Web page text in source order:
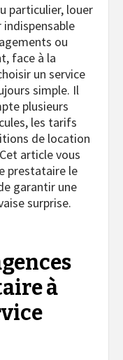
particulier, louer
indispensable
ou
face à la
un service
simple. Il
plusieurs
les tarifs
de location
article vous
prestataire le
garantir une
surprise.
à